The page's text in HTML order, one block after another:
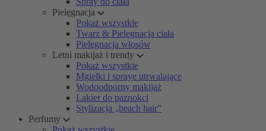
Pielęgnacja
Pokaż wszystkie
Twarz & Pielęgnacja ciała
Pielęgnacja włosów
Letni makijaż i trendy
Pokaż wszystkie
Mgiełki i spraye utrwalające
Wodoodporny makijaż
Lakier do paznokci
Stylizacja „beach hair”
Perfumy